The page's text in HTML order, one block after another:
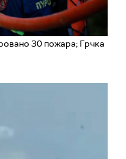
30 пожара; Грчка